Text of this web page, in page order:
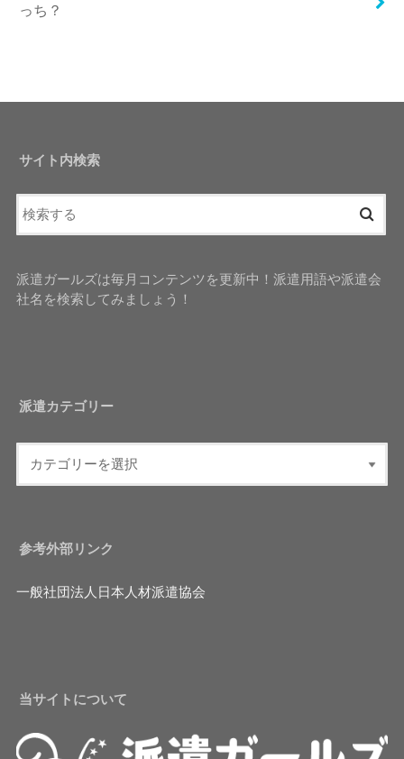
っち？
サイト内検索
派遣ガールズは毎月コンテンツを更新中！派遣用語や派遣会
社名を検索してみましょう！
派遣カテゴリー
参考外部リンク
一般社団法人日本人材派遣協会
当サイトについて